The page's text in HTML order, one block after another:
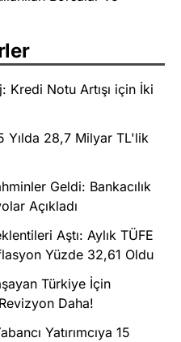
Kredi Notu Artışı için İki
Yılda 28,7 Milyar TL'lik
Geldi: Bankacılık
Açıkladı
Aştı: Aylık TÜFE
Yüzde 32,61 Oldu
Türkiye İçin
Daha!
Yatırımcıya 15